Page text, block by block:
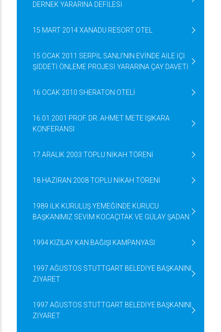
DERNEK YARARINA DEFİLESİ
15 MART 2014 XANADU RESORT OTEL
15 OCAK 2011 SERPİL SANLI’NIN EVİNDE AİLE İÇİ
ŞİDDETİ ÖNLEME PROJESİ YARARINA ÇAY DAVETİ
16 OCAK 2010 SHERATON OTELİ
16.01.2001 PROF. DR. AHMET METE IŞIKARA
KONFERANSI
17 ARALIK 2003 TOPLU NİKAH TÖRENİ
18 HAZİRAN 2008 TOPLU NİKAH TÖRENİ
1989 İLK KURULUŞ YEMEĞİNDE KURUCU
BAŞKANIMIZ SEVİM KOCAÇITAK VE GÜLAY ŞADAN
1994 KIZILAY KAN BAĞIŞI KAMPANYASI
1997 AĞUSTOS STUTTGART BELEDİYE BAŞKANINI
ZİYARET
1997 AĞUSTOS STUTTGART BELEDİYE BAŞKANINI
ZİYARET